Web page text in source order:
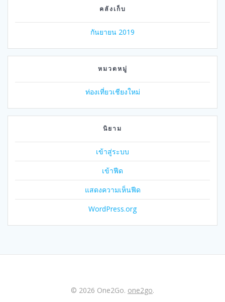
คลังเก็บ
กันยายน 2019
หมวดหมู่
ท่องเที่ยวเชียงใหม่
นิยาม
เข้าสู่ระบบ
เข้าฟีด
แสดงความเห็นฟีด
WordPress.org
© 2026 One2Go. one2go.